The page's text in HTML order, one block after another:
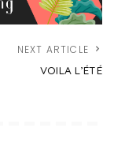
NEXT ARTICLE
VOILA L’ÉTÉ